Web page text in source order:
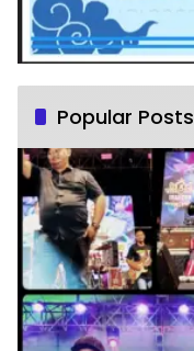
Popular Posts